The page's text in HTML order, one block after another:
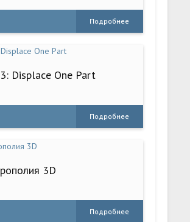
Подробнее
Displace One Part
Подробнее
3D
Подробнее